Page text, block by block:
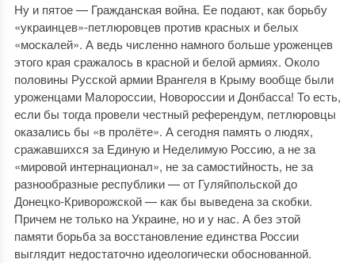
Ну и пятое — Гражданская война. Ее подают, как борьбу
«украинцев»-петлюровцев против красных и белых
«москалей». А ведь численно намного больше уроженцев
этого края сражалось в красной и белой армиях. Около
половины Русской армии Врангеля в Крыму вообще были
уроженцами Малороссии, Новороссии и Донбасса! То есть,
если бы тогда провели честный референдум, петлюровцы
оказались бы «в пролёте». А сегодня память о людях,
сражавшихся за Единую и Неделимую Россию, а не за
«мировой интернационал», не за самостийность, не за
разнообразные республики — от Гуляйпольской до
Донецко-Криворожской — как бы выведена за скобки.
Причем не только на Украине, но и у нас. А без этой
памяти борьба за восстановление единства России
выглядит недостаточно идеологически обоснованной.